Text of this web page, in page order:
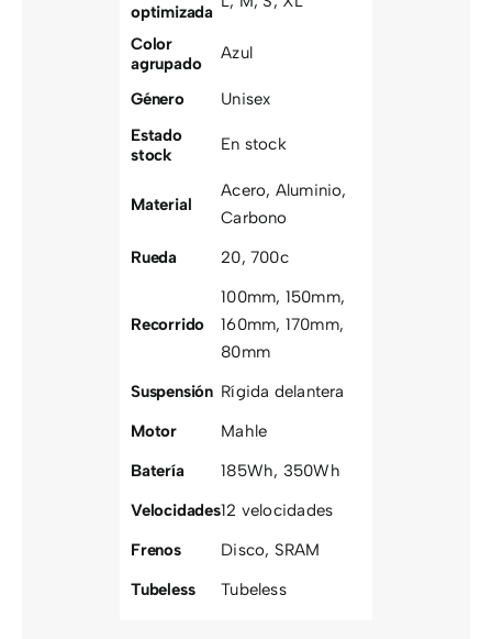
optimizada
Color
agrupado
Azul
Género
Unisex
Estado
stock
En stock
Material
Acero, Aluminio,
Carbono
Rueda
20, 700c
Recorrido
100mm, 150mm,
160mm, 170mm,
80mm
Suspensión Rígida delantera
Motor
Mahle
Batería
185Wh, 350Wh
Velocidades12 velocidades
Frenos
Disco, SRAM
Tubeless
Tubeless